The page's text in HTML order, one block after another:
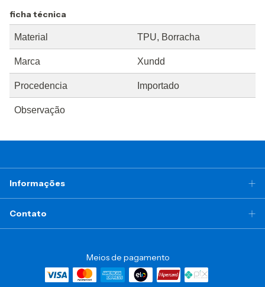
ficha técnica
Material TPU, Borracha
Marca Xundd
Procedencia Importado
Observação
Informações
Contato
Meios de pagamento